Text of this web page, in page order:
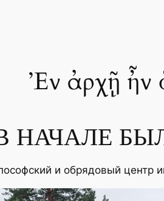
Ἐν ἀρχῇ ἦν
НАЧАЛЕ
и обрядовый центр